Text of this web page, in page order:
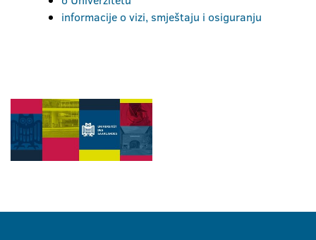
informacije o vizi, smještaju i osiguranju